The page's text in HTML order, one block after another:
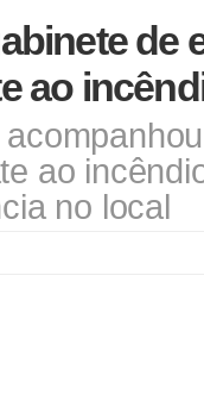
de
ao
ao
no local